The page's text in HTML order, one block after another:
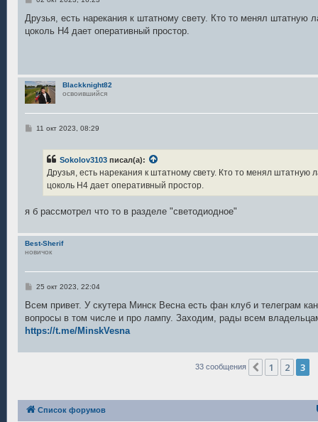
о
б
щ
Друзья, есть нарекания к штатному свету. Кто то менял штатную
цоколь H4 дает оперативный простор.
Blackknight82
освоившийся
С11 окт 2023, 08:29
Sokolov3103 писал(а):
Друзья, есть нарекания к штатному свету. Кто то менял штатную
цоколь H4 дает оперативный простор.
я б рассмотрел что то в разделе "светодиодное"
Best-Sherif
новичок
С
о
щ
е
н
е
25 окт 2023, 22:04
Всем привет. У скутера Минск Весна есть фан клуб и телеграм
вопросы в том числе и про лампу. Заходим, рады всем
https://t.me/MinskVesna
33 сообщения Пред.
1 2 3
Список форумов